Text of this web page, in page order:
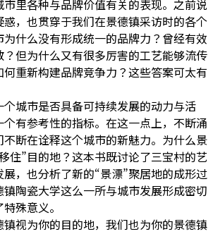
里各种与品牌价值有关的表现。之前说
，也贯穿于我们在景德镇采访时的各个
什么没有形成统一的品牌力？曾经有效
但为什么又有很多厉害的工艺能够流传
重新构建品牌竞争力？这些答案可太有
城市是否具备可持续发展的动力与活
有参考性的指标。在这一点上，不断涌
不断在诠释这个城市的新魅力。为什么景
住”目的地？这本书既讨论了三宝村的艺
，也分析了新的“景漂”聚居地的成形过
陶瓷大学这么一所与城市发展形成密切
殊意义。
视为你的目的地，我们也为你的景德镇